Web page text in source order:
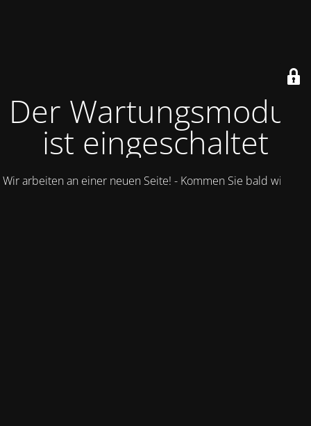
Der Wartungsmodus
ist eingeschaltet
Wir arbeiten an einer neuen Seite! - Kommen Sie bald wieder.